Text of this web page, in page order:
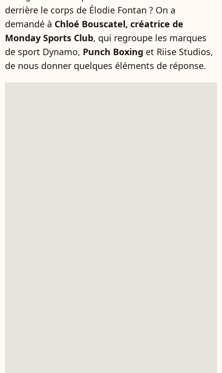
derrière le corps de Élodie Fontan ? On a
demandé à Chloé Bouscatel, créatrice de
Monday Sports Club, qui regroupe les marques
de sport Dynamo, Punch Boxing et Riise Studios,
de nous donner quelques éléments de réponse.